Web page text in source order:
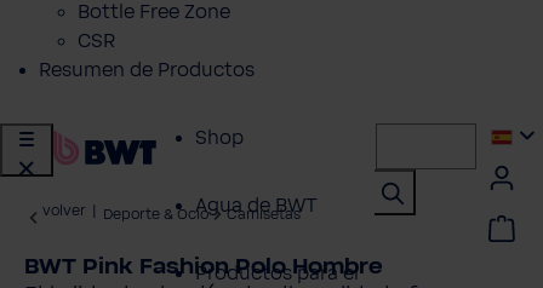
Bottle Free Zone
CSR
Resumen de Productos
Shop
Agua de BWT
Productos para el
volver Deporte & Ocio Camisetas
BWT Pink Fashion Polo Hombre